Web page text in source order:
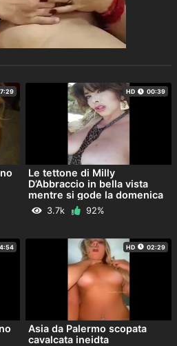
HD 00:39
Le tettone di Milly
D’Abbraccio in bella vista
mentre si gode la domenica
col sorriso da troia
3.7k 92%
HD 02:29
Asia da Palermo scopata
cavalcata ineidta